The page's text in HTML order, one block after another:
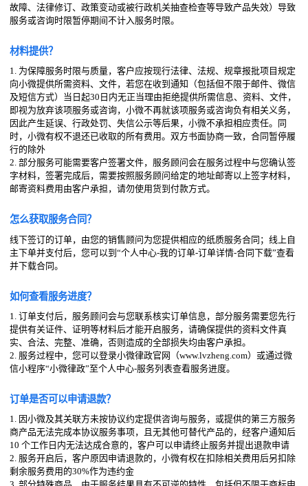
故障、法律修订、政策变动或被行政机关抽查检查等导致产品失效）导致
服务或咨询时限暂停期间不计入服务时限。
材料提供？
1. 为保障服务时限与质量，客户应按现行法律、法规、规章报批项目规定
向小微提供所需资料、文件，若您在收到通知（包括但不限于邮件、微信
及短信方式）当日起30日内无正当理由拒绝提供所需信息、资料、文件，
即视为放弃该项服务或咨询，小微不再就该项服务或咨询负有相关义务，
因此产生延误、行政处罚、失信公示等后果，小微不承担相应责任。同
时，小微有权不退还已收取的所有费用。双方书面协商一致，合同暂停履
行的除外
2. 部分服务可能需要客户签署文件，服务顾问会在服务过程中与您确认签
字材料，签署完成后，需要按照服务顾问给定的地址邮寄以上签字材料，
邮寄资料费用由客户承担，请勿使用货到付款方式。
怎么获取服务合同？
线下签订的订单，由您的销售顾问为您提供相应的纸质服务合同；线上自
主下单并支付后，您可以到“个人中心-我的订单-订单详情-合同下载”查看
并下载合同。
如何查看服务进度？
1. 订单支付后，服务顾问会与您联系核实订单信息，部分服务需要您先行
提供有关证件、证明等材料后才能开启服务，请确保提供的资料文件真
实、合法、完整、准确，否则造成的全部损失均由客户承担。
2. 服务过程中，您可以登录小微律政官网（www.lvzheng.com）或通过微
信小程序“小微律政”至个人中心-服务列表查看服务进度。
订单是否可以申请退款？
1. 因小微及其关联方未按协议约定提供咨询与服务，或提供的第三方服务
商产品无法完成本协议服务事项，且无其他可替代产品的，经客户通知后
10 个工作日内无法达成合意的，客户可以申请终止服务并提出退款申请
2. 服务开启后，客户原因申请退款的，小微有权在扣除相关费用后另扣除
剩余服务费用的30%作为违约金